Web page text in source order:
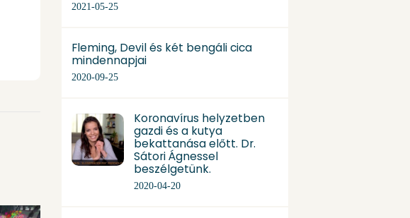
2021-05-25
Fleming, Devil és két bengáli cica
mindennapjai
2020-09-25
Koronavírus helyzetben
gazdi és a kutya
bekattanása előtt. Dr.
Sátori Ágnessel
beszélgetünk.
2020-04-20